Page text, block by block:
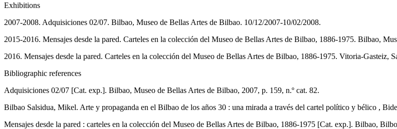
Exhibitions
2007-2008. Adquisiciones 02/07. Bilbao, Museo de Bellas Artes de Bilbao. 10/12/2007-10/02/2008.
2015-2016. Mensajes desde la pared. Carteles en la colección del Museo de Bellas Artes de Bilbao, 1886-1975. Bilbao,
2016. Mensajes desde la pared. Carteles en la colección del Museo de Bellas Artes de Bilbao, 1886-1975. Vitoria-Gasteiz,
Bibliographic references
Adquisiciones 02/07 [Cat. exp.]. Bilbao, Museo de Bellas Artes de Bilbao, 2007, p. 159, n.º cat. 82.
Bilbao Salsidua, Mikel. Arte y propaganda en el Bilbao de los años 30 : una mirada a través del cartel político y bélico ,
Mensajes desde la pared : carteles en la colección del Museo de Bellas Artes de Bilbao, 1886-1975 [Cat. exp.]. Bilbao,